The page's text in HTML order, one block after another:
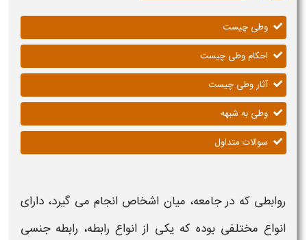
وطی چیست
احکام وطی چیست
آثار وطی چیست
وطی به شبهه
سوالات متداول
روابطی که در جامعه، میان اشخاص انجام می گیرد، دارای
انواع مختلفی بوده که یکی از انواع رابطه، رابطه جنسی